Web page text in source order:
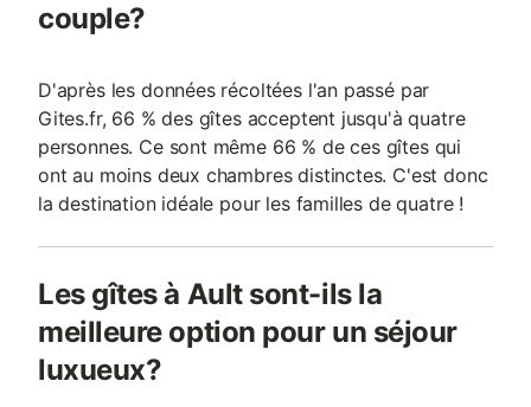
couple?
D'après les données récoltées l'an passé par
Gites.fr, 66 % des gîtes acceptent jusqu'à quatre
personnes. Ce sont même 66 % de ces gîtes qui
ont au moins deux chambres distinctes. C'est donc
la destination idéale pour les familles de quatre !
Les gîtes à Ault sont-ils la
meilleure option pour un séjour
luxueux?